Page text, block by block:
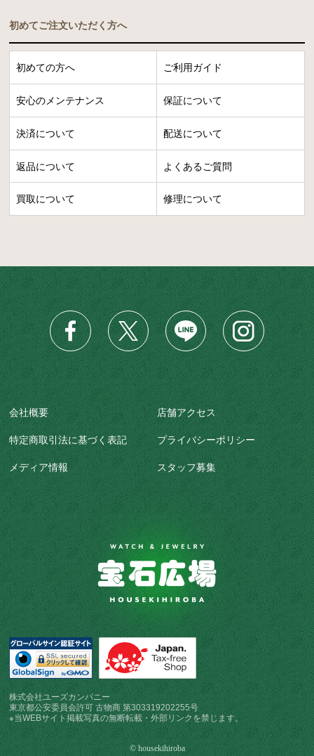
初めてご注文いただく方へ
初めての方へ ご利用ガイド
安心のメンテナンス 保証について
決済について 配送について
返品について よくあるご質問
買取について 修理について
会社概要 店舗アクセス
特定商取引法に基づく表記 プライバシーポリシー
メディア情報 スタッフ募集
株式会社ユーズカンパニー
東京都公安委員会許可 古物商 第303319202255号
※当WEBサイト掲載写真の無断転載・外部リンクを禁じます。
© housekihiroba